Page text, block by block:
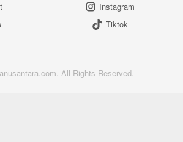
Instagram
Tiktok
All Rights Reserved.